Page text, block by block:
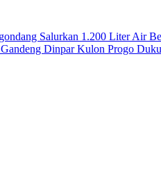
Salurkan 1.200 Liter Air
Dinpar Kulon Progo